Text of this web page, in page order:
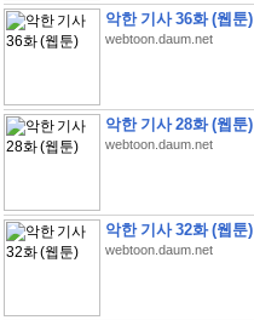
악한 기사 36화 (웹툰)
webtoon.daum.net
악한 기사 28화 (웹툰)
webtoon.daum.net
악한 기사 32화 (웹툰)
webtoon.daum.net